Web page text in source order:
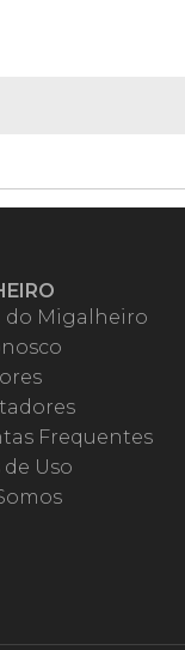
do Migalheiro
Frequentes
Uso